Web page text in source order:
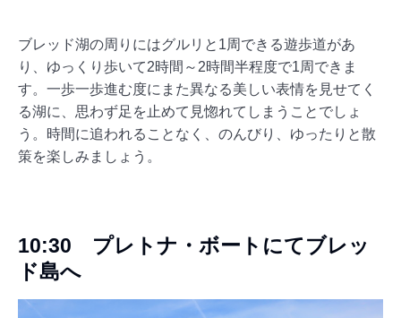
ブレッド湖の周りにはグルリと1周できる遊歩道があ
り、ゆっくり歩いて2時間～2時間半程度で1周できま
す。一歩一歩進む度にまた異なる美しい表情を見せてく
る湖に、思わず足を止めて見惚れてしまうことでしょ
う。時間に追われることなく、のんびり、ゆったりと散
策を楽しみましょう。
10:30 プレトナ・ボートにてブレッ
ド島へ